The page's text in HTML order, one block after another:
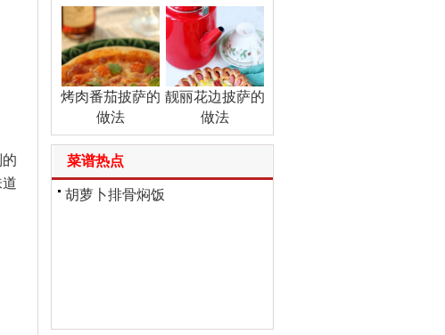
烤肉番茄披萨的
做法
靓丽花边披萨的
做法
菜谱热点
胡萝卜排骨焖饭